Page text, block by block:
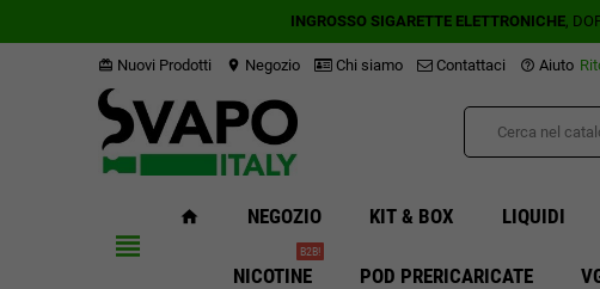
INGROSSO SIGARETTE ELETTRONICHE,
card_giftcard Nuovi Prodotti location_on Negozio Chi siamo Contattaci help_outline Aiuto
view_headline
home NEGOZIO KIT & BOX LIQUIDI
NICOTINE
B2B!
POD PRERICARICATE